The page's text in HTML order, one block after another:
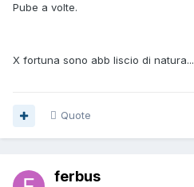
Pube a volte.
X fortuna sono abb liscio di natura...
Quote
ferbus